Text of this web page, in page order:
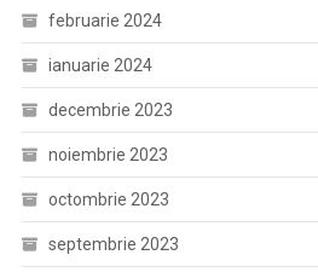
februarie 2024
ianuarie 2024
decembrie 2023
noiembrie 2023
octombrie 2023
septembrie 2023